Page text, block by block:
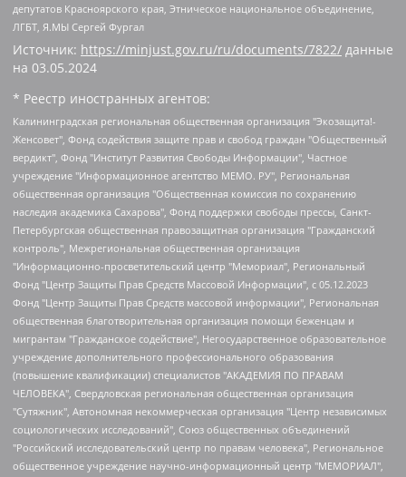
депутатов Красноярского края, Этническое национальное объединение,
ЛГБТ, Я.МЫ Сергей Фургал
Источник: https://minjust.gov.ru/ru/documents/7822/ данные
на 03.05.2024
* Реестр иностранных агентов:
Калининградская региональная общественная организация "Экозащита!-Женсовет", Фонд содействия защите прав и свобод граждан "Общественный вердикт", Фонд "Институт Развития Свободы Информации", Частное учреждение "Информационное агентство МЕМО. РУ", Региональная общественная организация "Общественная комиссия по сохранению наследия академика Сахарова", Фонд поддержки свободы прессы, Санкт-Петербургская общественная правозащитная организация "Гражданский контроль", Межрегиональная общественная организация "Информационно-просветительский центр "Мемориал", Региональный Фонд "Центр Защиты Прав Средств Массовой Информации", с 05.12.2023 Фонд "Центр Защиты Прав Средств массовой информации", Региональная общественная благотворительная организация помощи беженцам и мигрантам "Гражданское содействие", Негосударственное образовательное учреждение дополнительного профессионального образования (повышение квалификации) специалистов "АКАДЕМИЯ ПО ПРАВАМ ЧЕЛОВЕКА", Свердловская региональная общественная организация "Сутяжник", Автономная некоммерческая организация "Центр независимых социологических исследований", Союз общественных объединений "Российский исследовательский центр по правам человека", Региональное общественное учреждение научно-информационный центр "МЕМОРИАЛ", Некоммерческая организация "Фонд защиты гласности", Автономная некоммерческая организация "Институт прав человека", Городская общественная организация "Екатеринбургское общество "МЕМОРИАЛ", Городская общественная организация "Рязанское историко-просветительское и правозащитное общество "Мемориал" (Рязанский Мемориал), Челябинский региональный орган общественной самодеятельности – женское общественное объединение "Женщины Евразии", Челябинский региональный орган общественной самодеятельности "Уральская правозащитная группа", Фонд содействия защите здоровья и социальной справедливости имени Андрея Рылькова, Автономная Некоммерческая Организация "Аналитический Центр Юрия Левады", Автономная некоммерческая организация социальной поддержки населения "Проект Апрель", Региональная общественная организация помощи женщинам и детям, находящимся в кризисной ситуации "Информационно-методический центр "Анна", Фонд содействия развитию массовых коммуникаций и правовому просвещению "Так-так-Так", Фонд содействия устойчивому развитию "Серебряная тайга", Свердловский региональный общественный фонд социальных проектов "Новое время", "Idel.Реалии", Кавказ.Реалии, Крым.Реалии, Телеканал Настоящее Время, Татаро-башкирская служба Радио Свобода (Azatliq Radiosi), Радио Свободная Европа/Радио Свобода (PCE/PC), "Сибирь.Реалии", "Фактограф", Благотворительный фонд помощи осужденным и их семьям, Автономная некоммерческая организация "Институт глобализации и социальных движений", Фонд "В защиту прав заключенных", Частное учреждение "Центр поддержки и содействия развитию средств массовой информации", Пензенский региональный общественный благотворительный фонд "Гражданский союз", "Север.Реалии", Некоммерческая организация Фонд "Правовая инициатива", Общество с ограниченной ответственностью "Радио Свободная Европа/Радио Свобода", Чешское информационное агентство "MEDIUM-ORIENT", Красноярская региональная общественная организация "Мы против СПИДа", Камалягин Денис Николаевич, Маркелов Сергей Евгеньевич, Пономарев Лев Александрович, Савицкая Людмила Алексеевна, Автономная некоммерческая организация "Центр по работе с проблемой насилия "НАСИЛИЮ.НЕТ", Межрегиональный профессиональный союз работников здравоохранения "Альянс врачей", Юридическое лицо, зарегистрированное в Латвийской Республике, SIA "Medusa Project" (регистрационный номер 40103797863, дата регистрации 10.06.2014), Некоммерческая организация "Фонд по борьбе с коррупцией", Автономная некоммерческая организация "Институт права и публичной политики", Баданин Роман Сергеевич, Гликин Максим Александрович, Железнова Мария Михайловна, Лукьянова Юлия Сергеевна, Маетная Елизавета Витальевна, Маняхин Петр Борисович, Чуракова Ольга Владимировна, Ярош Юлия Петровна, Юридическое лицо "The Insider SIA", зарегистрированное в Риге, Латвийская Республика (дата регистрации 26.06.2015), являющееся администратором доменного имени интернет-издания "The Insider SIA", https://theins.ru, Постернак Алексей Евгеньевич, Рубин Михаил Аркадьевич, Анин Роман Александрович, Юридическое лицо Istories fonds, зарегистрированное в Латвийской Республике (регистрационный номер 50008295751, дата регистрации 24.02.2020), Великовский Дмитрий Александрович, Долинина Ирина Николаевна, Мароховская Алеся Алексеевна, Шлейнов Роман Юрьевич, Шмагун Олеся Валентиновна, Общество с ограниченной ответственностью "Альтаир 2021", Общество с ограниченной ответственностью "Вега 2021", Общество с ограниченной ответственностью "Главный редактор 2021", Общество с ограниченной ответственностью "Ромашки монолит", Важенков Артем Валерьевич, Ивановская областная общественная организация "Центр гендерных исследований", Гурман Юрий Альбертович, Медиапроект "ОВД-Инфо", Егоров Владимир Владимирович, Жилинский Владимир Александрович, Общество с ограниченной ответственностью "ЗП", Иванова София Юрьевна, Карезина Инна Павловна, Кильтау Екатерина Викторовна, Петров Алексей Викторович, Пискунов Сергей Евгеньевич, Смирнов Сергей Сергеевич, Тихонов Михаил Сергеевич, Общество с ограниченной ответственностью "ЖУРНАЛИСТ-ИНОСТРАННЫЙ АГЕНТ", Арапова Галина Юрьевна, Вольтская Татьяна Анатольевна, Американская компания "Mason G.E.S. Anonymous Foundation" (США), являющаяся владельцем интернет-издания https://mnews.world/, Компания "Stichting Bellingcat", зарегистрированная в Нидерландах (дата регистрации 11.07.2018), Захаров Андрей Вячеславович, Клепиковская Екатерина Дмитриевна, Общество с ограниченной ответственностью "МЕМО", Перл Роман Александрович, Симонов Евгений Алексеевич, Соловьева Елена Анатольевна, Сотников Даниил Владимирович, Сурначева Елизавета Дмитриевна, Автономная некоммерческая организация по защите прав человека и информированию населения "Якутия – Наше Мнение", Общество с ограниченной ответственностью "Москоу диджитал медиа", с 26.01.2023 Общество с ограниченной ответственностью "Чайка Белые сады", Ветошкина Валерия Валерьевна, Заговора Максим Александрович, Межрегиональное общественное движение "Российская ЛГБТ - сеть", Оленичев Максим Владимирович, Павлов Иван Юрьевич, Скворцова Елена Сергеевна, Общество с ограниченной ответственностью "Как бы инагент", Кочетков Игорь Викторович, Общество с ограниченной ответственностью "Честные выборы", Еланчик Олег Александрович, Общество с ограниченной ответственностью "Нобелевский призыв", Гималова Регина Эмилевна, Григорьев Андрей Валерьевич, Григорьева Алина Александровна, Ассоциация по содействию защите прав призывников, альтернативнослужащих и военнослужащих "Правозащитная группа "Гражданин.Армия.Право", Хисамова Регина Фаритовна, Автономная некоммерческая организация по реализации социально-правовых программ "Лилит", Дальневосточное общественное движение "Маяк", Санкт-Петербургская ЛГБТ-инициативная группа "Выход", Инициативная группа ЛГБТ+ "Реверс", Алексеев Андрей Викторович, Бекбулатова Таисия Львовна, Беляев Иван Михайлович, Владыкина Елена Сергеевна, Гельман Марат Александрович, Никульшина Вероника Юрьевна, Толоконникова Надежда Андреевна, Шендерович Виктор Анатольевич, Общество с ограниченной ответственностью "Данное сообщение", Общество с ограниченной ответственностью Издательский дом "Новая глава", Айнбиндер Александра Александровна, Московский комьюнити-центр для ЛГБТ+инициатив, Благотворительный фонд развития филантропии, Deutsche Welle (Германия, Kurt-Schumacher-Strasse 3, 53113 Bonn), Борзунова Мария Михайловна, Воробьев Виктор Викторович, Голубева Анна Львовна, Константинова Алла Михайловна, Малкова Ирина Владимировна, Мурадов Мурад Абдулгалимович, Осетинская Елизавета Николаевна, Понасенков Евгений Николаевич, Ганапольский Матвей Юрьевич, Киселев Евгений Алексеевич, Борухович Ирина Григорьевна, Дремин Иван Тимофеевич, Дубровский Дмитрий Викторович, Красноярская региональная общественная организация поддержки и развития альтернативных образовательных технологий и межкультурных коммуникаций "ИНТЕРРА", Маяковская Екатерина Алексеевна, Фейгин Марк Захарович, Филимонов Андрей Викторович, Дзугкоева Регина Николаевна, Доброхотов Роман Александрович, Дудь Юрий Александрович, Елкин Сергей Владимирович, Кругликов Кирилл Игоревич, Сабунаева Мария Леонидовна, Семенов Алексей Владимирович, Шаинян Карен Багратович, Шульман Екатерина Михайловна, Асафьев Артур Валерьевич, Вахштайн Виктор Семенович, Венедиктов Алексей Алексеевич, Лушникова Екатерина Евгеньевна, Волков Леонид Михайлович, Невзоров Александр Глебович, Пархоменко Сергей Борисович, Сироткин Ярослав Николаевич, Кара-Мурза Владимир Владимирович, Баранова Наталья Владимировна, Гозман Леонид Яковлевич, Кагарлицкий Борис Юльевич, Климарев Михаил Валерьевич, Милов Владимир Станиславович, Автономная некоммерческая организация Краснодарский центр современного искусства "Типография", Моргенштерн Алишер Тагирович, Соболь Любовь Эдуардовна, Общество с ограниченной ответственностью "ЛИЗА НОРМ", Каспаров Гарри Кимович, Ходорковский Михаил Борисович, Общество с ограниченной ответственностью "Апрельские тезисы", Данилович Ирина Брониславовна, Кашин Олег Владимирович, Петров Николай Владимирович, Пивоваров Алексей Владимирович, Соколов Михаил Владимирович, Цветкова Юлия Владимировна, Чичваркин Евгений Александрович, Комитет против пыток/Команда против пыток, Общество с ограниченной ответственностью "Первый научный", Общество с ограниченной ответственностью "Вертолет и ко", Белоцерковская Вероника Борисовна, Кац Максим Евгеньевич, Лазарева Татьяна Юрьевна, Шаведдинов Руслан Табризович, Яшин Илья Валерьевич, Общество с ограниченной ответственностью "Иноагент ААВ", Алешковский Дмитрий Петрович, Альбац Евгения Марковна, Быков Дмитрий Львович, Галямина Юлия Евгеньевна, Лойко Сергей Леонидович, Мартынов Кирилл Константинович, Медведев Сергей Александрович, Крашенинников Федор Геннадиевич, Гордеева Катерина Вл